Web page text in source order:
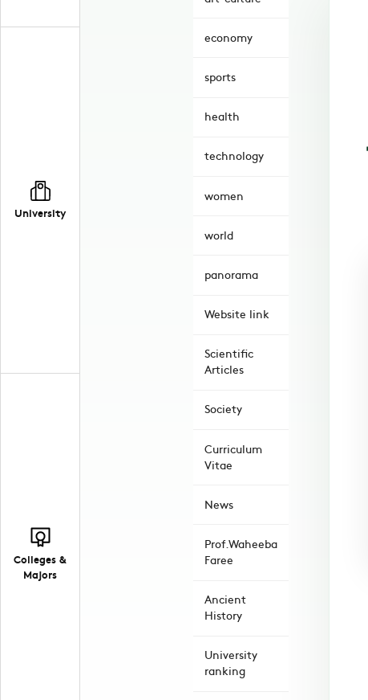
University
Colleges &
Majors
economy
sports
health
technology
women
world
panorama
Website link
Scientific
Articles
Society
Curriculum
Vitae
News
Prof.Waheeba
Faree
Ancient
History
University
ranking